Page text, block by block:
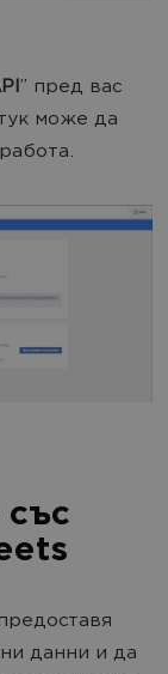
” пред вас
може да
със
данни и да